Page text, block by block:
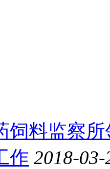
饲料监察
作 2018-03-